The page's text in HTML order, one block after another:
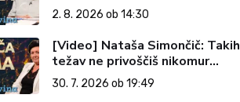
do slovenskih pečatov v vesolju
(Vroča tema, 2. 8. 2026)
2. 8. 2026 ob 14:30
[Video] Nataša Simončič: Takih
težav ne privoščiš nikomur
(Vroča tema, 30. 7. 2026)
30. 7. 2026 ob 19:49